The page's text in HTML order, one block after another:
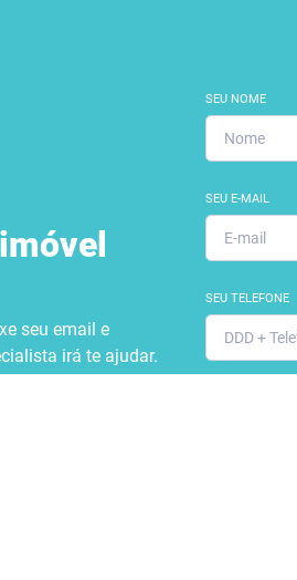
seu email e
irá te ajudar.
SEU NOME
SEU E-MAIL
SEU TELEFONE